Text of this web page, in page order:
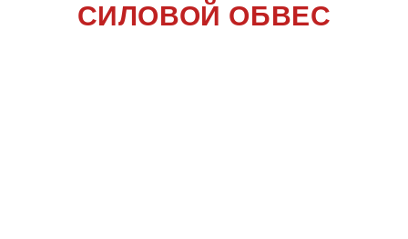
СИЛОВОЙ ОБВЕС